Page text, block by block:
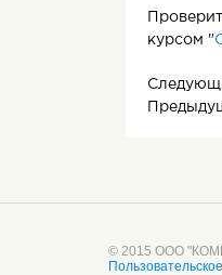
курсом "
© 2015 ООО